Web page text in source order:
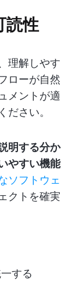
読性
理解しやす
ローが自然
メントが適
ださい。
明する分か
やすい機能
ソフトウェ
クトを確実
する